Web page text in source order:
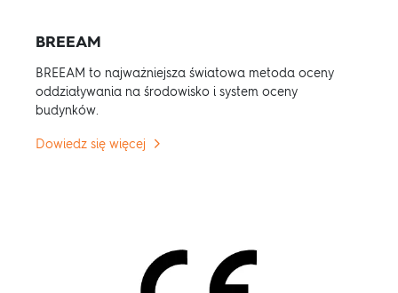
BREEAM
BREEAM to najważniejsza światowa metoda oceny
oddziaływania na środowisko i system oceny
budynków.
Dowiedz się więcej